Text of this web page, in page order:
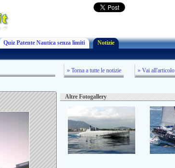
Quiz Patente Nautica senza limiti Notizie
» Torna a tutte le notizie » Vai all'articolo
Altre Fotogallery